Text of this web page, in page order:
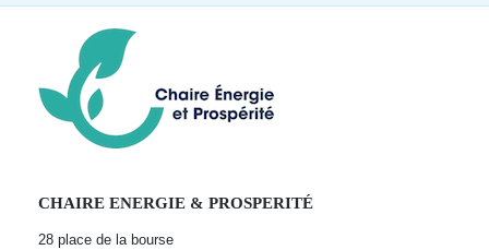
CHAIRE ENERGIE & PROSPERITÉ
28 place de la bourse